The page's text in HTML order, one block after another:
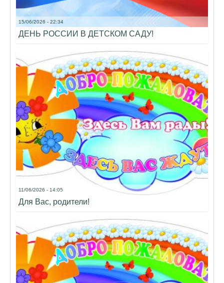
15/06/2026 - 22:34
ДЕНЬ РОССИИ В ДЕТСКОМ САДУ!
11/06/2026 - 14:05
Для Вас, родители!